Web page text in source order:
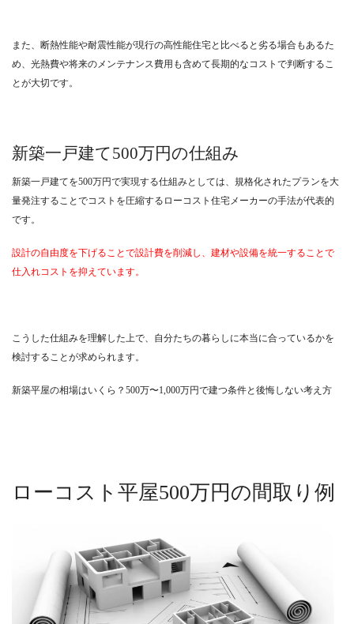
また、断熱性能や耐震性能が現行の高性能住宅と比べると劣る場合もあるた
め、光熱費や将来のメンテナンス費用も含めて長期的なコストで判断するこ
とが大切です。
新築一戸建て500万円の仕組み
新築一戸建てを500万円で実現する仕組みとしては、規格化されたプランを大
量発注することでコストを圧縮するローコスト住宅メーカーの手法が代表的
です。
設計の自由度を下げることで設計費を削減し、建材や設備を統一することで
仕入れコストを抑えています。
こうした仕組みを理解した上で、自分たちの暮らしに本当に合っているかを
検討することが求められます。
新築平屋の相場はいくら？500万〜1,000万円で建つ条件と後悔しない考え方
ローコスト平屋500万円の間取り例